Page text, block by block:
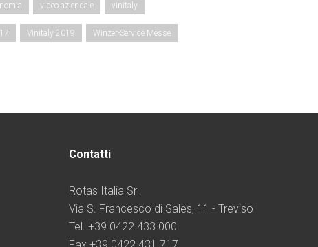
video aziendale vinitaly
Vinitaly 2019 Winzer-Service Messe
Contatti
Rotas Italia Srl.
Via S. Francesco di Sales, 11 - Treviso
Tel. +39 0422 433 000